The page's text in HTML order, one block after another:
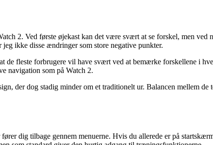
2. Ved første øjekast kan det være svært at se forskel, men
ikke disse ændringer som store negative punkter.
fleste forbrugere vil have svært ved at bemærke forskellene i
navigation som på Watch 2.
der dog stadig minder om et traditionelt ur. Balancen mellem
dig tilbage gennem menuerne. Hvis du allerede er på